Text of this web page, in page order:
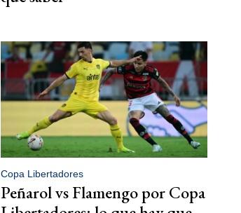
Copa Libertadores
Peñarol vs Flamengo por Copa